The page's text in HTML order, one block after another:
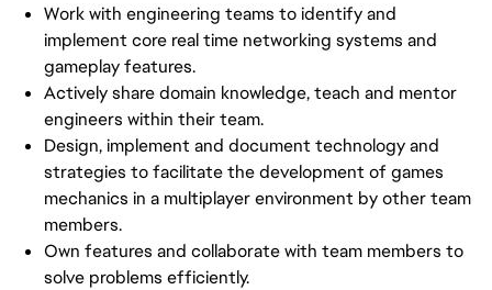
Work with engineering teams to identify and
implement core real time networking systems and
gameplay features.
Actively share domain knowledge, teach and mentor
engineers within their team.
Design, implement and document technology and
strategies to facilitate the development of games
mechanics in a multiplayer environment by other team
members.
Own features and collaborate with team members to
solve problems efficiently.